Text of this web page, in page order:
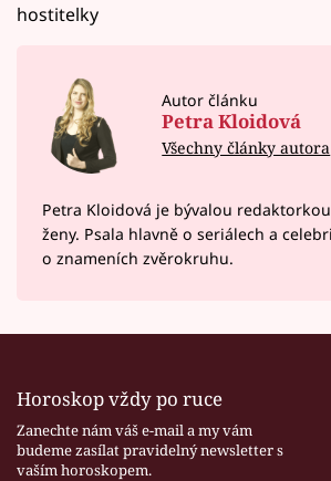
hostitelky
Autor článku
Petra Kloidová
Všechny články autora
Petra Kloidová je bývalou
ženy. Psala hlavně o seriálech a
o znameních zvěrokruhu.
Horoskop vždy po ruce
Zanechte nám váš e-mail a my vám
budeme zasílat pravidelný newsletter s
vaším horoskopem.